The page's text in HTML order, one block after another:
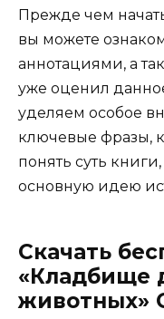
Прежде чем
вы можете
аннотациями, а
уже оценил
уделяем особое
ключевые фразы,
понять суть
основную идею
Скачать
«Кладбище
животных»